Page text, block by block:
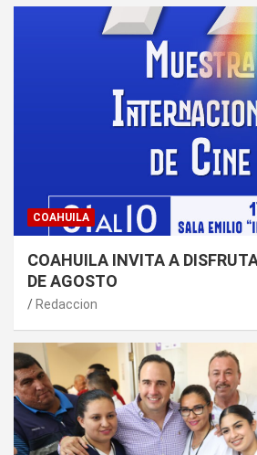
COAHUILA
COAHUILA INVITA A
DE AGOSTO
Redaccion